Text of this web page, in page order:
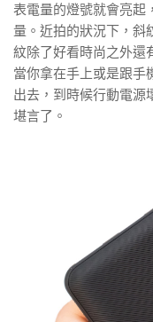
表電量的燈號就會亮起
量。近拍的狀況下，斜
紋除了好看時尚之外還
當你拿在手上或是跟手
出去，到時候行動電源
堪言了。